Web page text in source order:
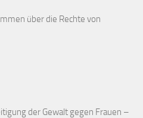
über die Rechte von
der Gewalt gegen Frauen –